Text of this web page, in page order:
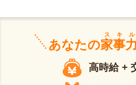
あなたの家事力
スキル
高時給 +